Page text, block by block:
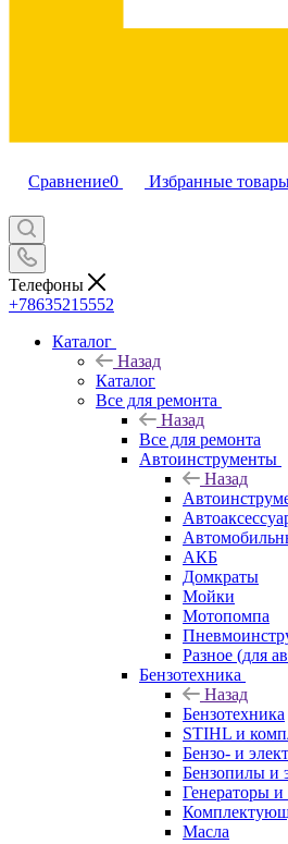
Сравнение0 Избранные
Телефоны
+78635215552
Каталог
Назад
Каталог
Все для ремонта
Назад
Все для ремонта
Автоинструменты
Назад
АКБ
Домкраты
Мойки
Мотопомпа
Разное (для
Бензотехника
Назад
Бензотехника
STIHL и
Бензо- и
Бензопилы и
Генераторы и
Масла